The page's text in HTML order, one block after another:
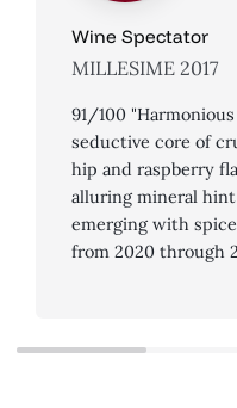
Wine Spectator
MILLESIME 2017
91/100
seductive core of
hip and raspberry
alluring mineral
emerging with
from 2020 through